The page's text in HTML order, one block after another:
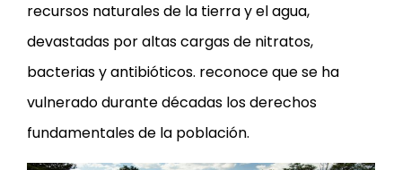
recursos naturales de la tierra y el agua,
devastadas por altas cargas de nitratos,
bacterias y antibióticos. reconoce que se ha
vulnerado durante décadas los derechos
fundamentales de la población.